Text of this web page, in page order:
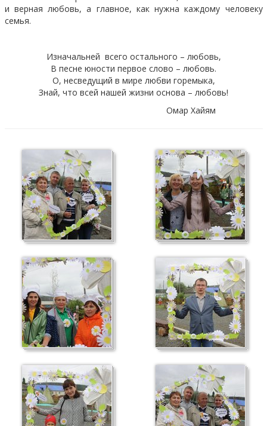
и верная любовь, а главное, как нужна каждому человеку
семья.
Изначальней всего остального – любовь,
В песне юности первое слово – любовь.
О, несведущий в мире любви горемыка,
Знай, что всей нашей жизни основа – любовь!
Омар Хайям